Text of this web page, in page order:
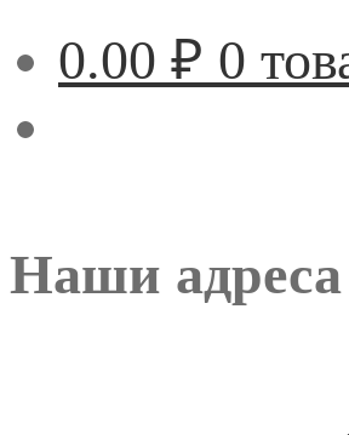
0.00 ₽ 0
Наши адреса